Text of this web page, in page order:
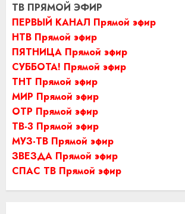
ТВ ПРЯМОЙ ЭФИР
ПЕРВЫЙ КАНАЛ Прямой эфир
НТВ Прямой эфир
ПЯТНИЦА Прямой эфир
СУББОТА! Прямой эфир
ТНТ Прямой эфир
МИР Прямой эфир
ОТР Прямой эфир
ТВ-3 Прямой эфир
МУЗ-ТВ Прямой эфир
ЗВЕЗДА Прямой эфир
СПАС ТВ Прямой эфир